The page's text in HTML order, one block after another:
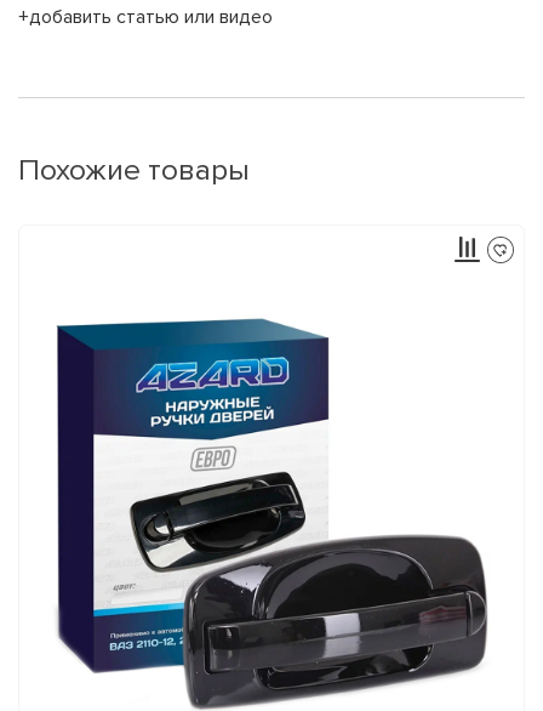
+добавить статью или видео
Похожие товары